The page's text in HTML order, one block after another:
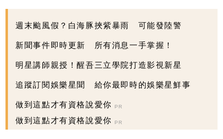
週末颱風假？白海豚挾紫暴雨 可能發陸警
新聞事件即時更新 所有消息一手掌握！
明星講師親授！醒吾三立學院打造影視新星
追蹤訂閱娛樂星聞 給你最即時的娛樂星鮮事
做到這點才有資格說愛你 PR
做到這點才有資格說愛你 PR